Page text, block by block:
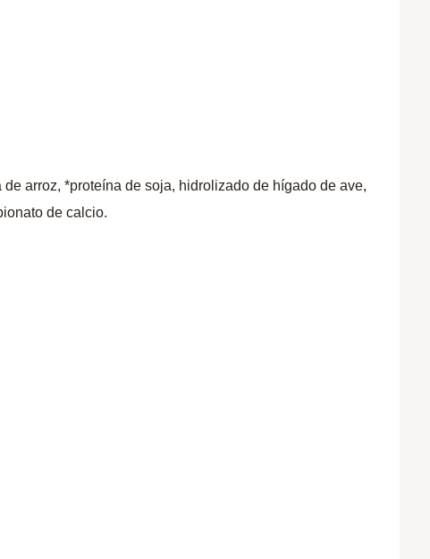
arroz, *proteína de soja, hidrolizado de hígado de ave,
de calcio.